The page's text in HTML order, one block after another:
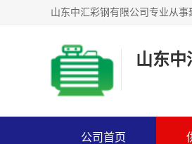
山东中
公司首页